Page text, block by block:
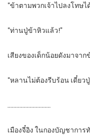
“ข้าตามพวกเจ้าไปลงโทษ
“ท่านปู่ข้าหิวแล้ว!”
เสียงของเด็กน้อยดังมาจาก
“หลานไม่ต้องรีบร้อน เดี๋ยว
………………………..
เมืองจี๋อิง ในกองบัญชาการ